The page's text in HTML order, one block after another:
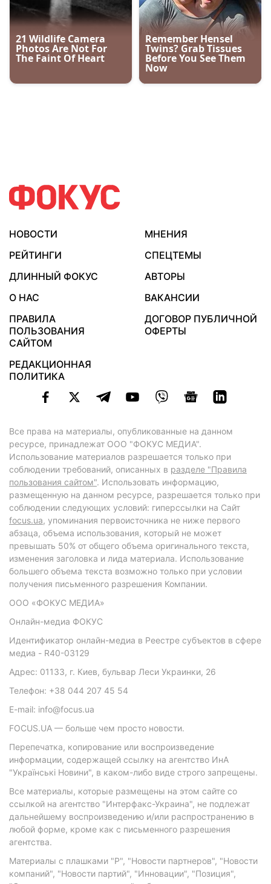
НОВОСТИ
МНЕНИЯ
РЕЙТИНГИ
СПЕЦТЕМЫ
ДЛИННЫЙ ФОКУС
АВТОРЫ
О НАС
ВАКАНСИИ
ПРАВИЛА
ПОЛЬЗОВАНИЯ
САЙТОМ
ДОГОВОР ПУБЛИЧНОЙ
ОФЕРТЫ
РЕДАКЦИОННАЯ
ПОЛИТИКА
Все права на материалы, опубликованные на данном
ресурсе, принадлежат ООО "ФОКУС МЕДИА".
Использование материалов разрешается только при
соблюдении требований, описанных в разделе "Правила
пользования сайтом". Использовать информацию,
размещенную на данном ресурсе, разрешается только при
соблюдении следующих условий: гиперссылки на Сайт
focus.ua, упоминания первоисточника не ниже первого
абзаца, объема использования, который не может
превышать 50% от общего объема оригинального текста,
изменения заголовка и лида материала. Использование
большего объема текста возможно только при условии
получения письменного разрешения Компании.
ООО «ФОКУС МЕДИА»
Онлайн-медиа ФОКУС
Идентификатор онлайн-медиа в Реестре субъектов в сфере
медиа - R40-03129
Адрес: 01133, г. Киев, бульвар Леси Украинки, 26
Телефон: +38 044 207 45 54
E-mail: info@focus.ua
FOCUS.UA — больше чем просто новости.
Перепечатка, копирование или воспроизведение
информации, содержащей ссылку на агентство ИнА
"Українські Новини", в каком-либо виде строго запрещены.
Все материалы, которые размещены на этом сайте со
ссылкой на агентство "Интерфакс-Украина", не подлежат
дальнейшему воспроизведению и/или распространению в
любой форме, кроме как с письменного разрешения
агентства.
Материалы с плашками "Р", "Новости партнеров", "Новости
компаний", "Новости партий", "Инновации", "Позиция",